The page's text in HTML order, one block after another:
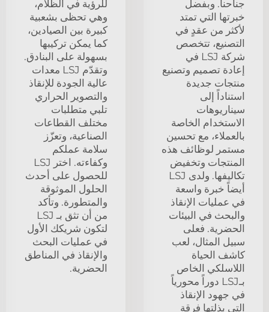
جناحنا. وبفضل
خبرتها التي تمتد
لأكثر من عقدٍ في
التصنيع، تتخصص
شركة LSJ في
إعادة تصميم وتصنيع
منتجات جديدة
استناداً إلى
سيناريوهات
الاستخدام الخاصة
بالعملاء، مع تحسين
مستمر لوظائف هذه
المنتجات وتخفيض
تكاليفها. ولدى LSJ
أيضاً خبرة واسعة
في عمليات الإنقاذ
والبحث في البيئات
الحضرية. فعلى
سبيل المثال، لعب
كاشف الحياة
اللاسلكي الخاص
بـLSJ دوراً محورياً
في جهود الإنقاذ
التي بذلتها فرقة
للرؤية في الظلام،
وهي تحظى بشعبية
كبيرة بين الصيادين،
كما يمكن تركيبها
بسهولة على البنادق.
وتقدّم LSJ معدات
عالية الجودة للإنقاذ
والتصوير الحراري
تلبي متطلبات
مختلف القطاعات
الصناعية، وتعزّز
سلامة عملكم
وكفاءته. اختر LSJ
للحصول على أحدث
الحلول الموثوقة
والمتطورة. وتأكد
من أن تثق بـ LSJ
لتكون شريكك الأول
في عمليات البحث
والإنقاذ في المناطق
الحضرية.